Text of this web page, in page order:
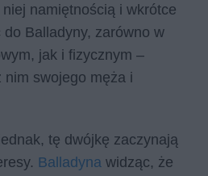
niej namiętnością i wkrótce
Balladyny, zarówno w
jak i fizycznym –
nim swojego męża i
tę dwójkę zaczynają
Balladyna widząc, że